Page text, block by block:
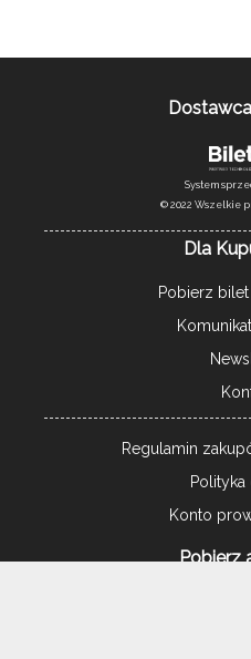
System
© 2022 Wszelkie
Dla
Pobierz
Regulamin
Konto
Pobierz